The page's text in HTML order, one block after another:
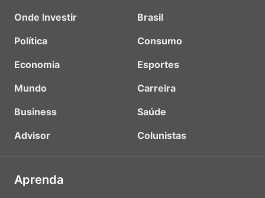
Onde Investir
Política
Economia
Mundo
Business
Advisor
Brasil
Consumo
Esportes
Carreira
Saúde
Colunistas
Aprenda